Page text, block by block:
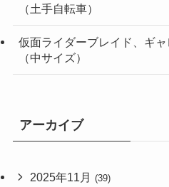
（土手自転車）
仮面ライダーブレイド、ギ
（中サイズ）
アーカイブ
2025年11月 (39)